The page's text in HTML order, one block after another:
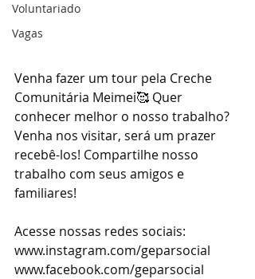
Voluntariado
Vagas
Venha fazer um tour pela Creche
Comunitária Meimei🥰 Quer
conhecer melhor o nosso trabalho?
Venha nos visitar, será um prazer
recebê-los! Compartilhe nosso
trabalho com seus amigos e
familiares!
Acesse nossas redes sociais:
www.instagram.com/geparsocial
www.facebook.com/geparsocial